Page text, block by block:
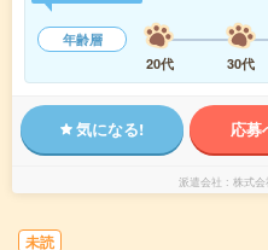
年齢層
20代
30代
気になる! 応募
派遣会社 株式
未読